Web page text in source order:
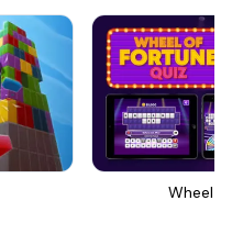
Wheel